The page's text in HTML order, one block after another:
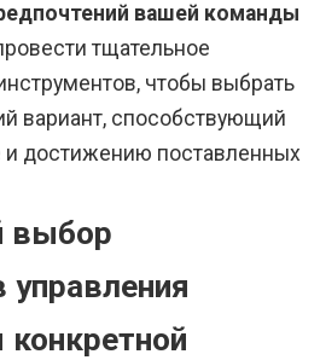
вашей команды
тщательное
чтобы выбрать
вариант, способствующий
и достижению поставленных
выбор
управления